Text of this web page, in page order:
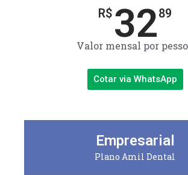
R$ 3289
Valor mensal por
Cotar via WhatsApp
Empresarial
Plano Amil Dental